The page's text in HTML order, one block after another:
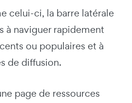
celui-ci, la barre latérale
à naviguer rapidement
ou populaires et à
de diffusion.
page de ressources